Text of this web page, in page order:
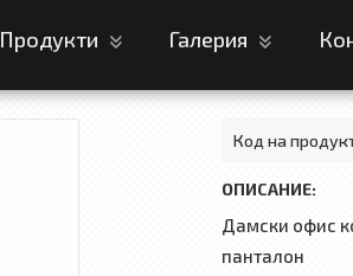
Продукти Галерия
Код на
ОПИСАНИЕ:
Дамски офис
панталон